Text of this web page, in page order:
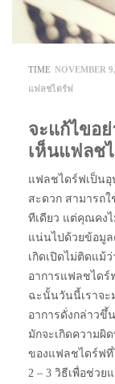
TIME NOVEMBER
แฟลชไดร์ฟ
จะแก้ไขอ
เห็นแฟลช
แฟลชไดร์ฟเป็นอุ
สะดวก สามารถ
ทีเดียว แต่คุณคง
แน่นไปด้วยข้อมูล
เกิดเปิดไม่ติดแม้
อาการแฟลชไดร์
ฉะนั้นวันนี้เราจะ
อาการดั่งกล่าวขึ้
มักจะเกิดความผิ
ของแฟลชไดร์ฟที่
2 – 3 วิธีเพื่อช่วย